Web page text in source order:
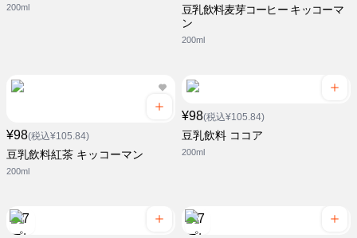
200ml
豆乳飲料麦芽コーヒー キッコーマ
ン
200ml
¥98(税込¥105.84)
豆乳飲料紅茶 キッコーマン
200ml
¥98(税込¥105.84)
豆乳飲料 ココア
200ml